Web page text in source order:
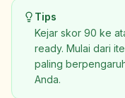
Tips
Kejar skor 90 ke
ready. Mulai dari
paling
Anda.